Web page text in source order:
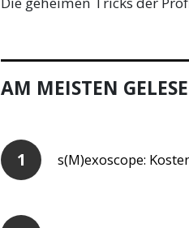
AM MEISTEN
s(M)exoscope: